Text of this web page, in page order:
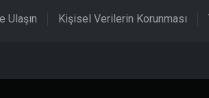
Ulaşın Kişisel Verilerin Korunması